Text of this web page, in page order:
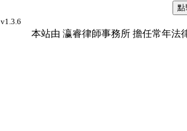
v1.3.6
本站由 瀛睿律師事務所 擔任常年法